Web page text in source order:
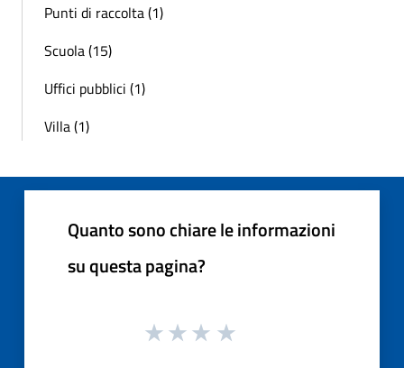
Punti di raccolta (1)
Scuola (15)
Uffici pubblici (1)
Villa (1)
Quanto sono chiare le informazioni
su questa pagina?